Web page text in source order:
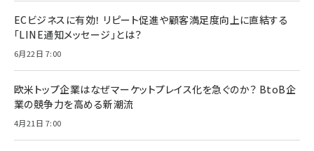
ECビジネスに有効！ リピート促進や顧客満足度向上に直結する
「LINE通知メッセージ」とは？
6月22日 7:00
欧米トップ企業はなぜマーケットプレイス化を急ぐのか？ BtoB企
業の競争力を高める新潮流
4月21日 7:00